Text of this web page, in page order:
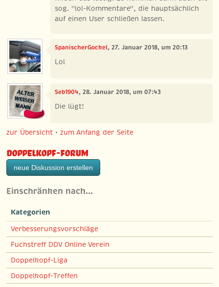
sog. "lol-Kommentare", die hauptsächlich
auf einen User schließen lassen.
SpanischerGockel, 27. Januar 2018, um 20:13
Lol
Seb1904, 28. Januar 2018, um 07:43
Die lügt!
zur Übersicht •zum Anfang der Seite
Doppelkopf-Forum
neue Diskussion erstellen
Einschränken nach…
Kategorien
Verbesserungsvorschläge
Fuchstreff DDV Online Verein
Doppelkopf-Liga
Doppelkopf-Treffen